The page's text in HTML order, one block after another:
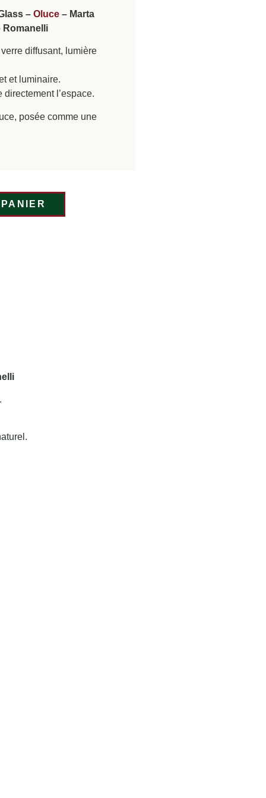
–Oluce – Marta
Romanelli
diffusant, lumière
et luminaire.
l’espace.
posée comme une